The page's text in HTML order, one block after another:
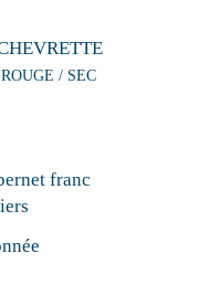
/ SEC
franc